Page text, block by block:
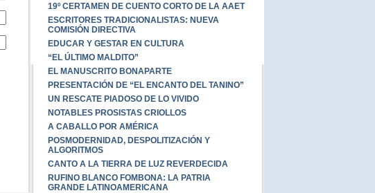
19º CERTAMEN DE CUENTO CORTO DE LA AAET
ESCRITORES TRADICIONALISTAS: NUEVA
COMISIÓN DIRECTIVA
EDUCAR Y GESTAR EN CULTURA
“EL ÚLTIMO MALDITO”
EL MANUSCRITO BONAPARTE
PRESENTACIÓN DE “EL ENCANTO DEL TANINO”
UN RESCATE PIADOSO DE LO VIVIDO
NOTABLES PROSISTAS CRIOLLOS
A CABALLO POR AMÉRICA
POSMODERNIDAD, DESPOLITIZACIÓN Y
ALGORITMOS
CANTO A LA TIERRA DE LUZ REVERDECIDA
RUFINO BLANCO FOMBONA: LA PATRIA
GRANDE LATINOAMERICANA